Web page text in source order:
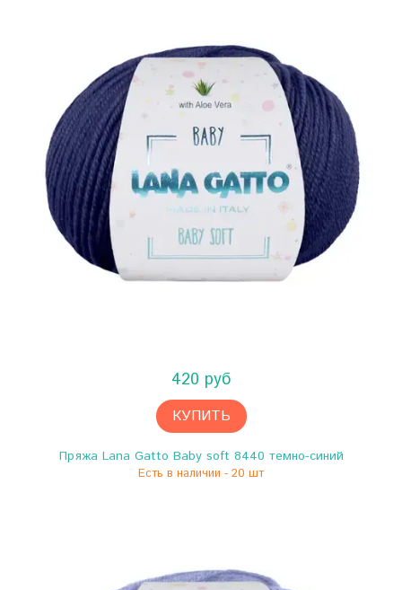
420 руб
КУПИТЬ
Пряжа Lana Gatto Baby soft 8440 темно-синий
Есть в наличии - 20 шт